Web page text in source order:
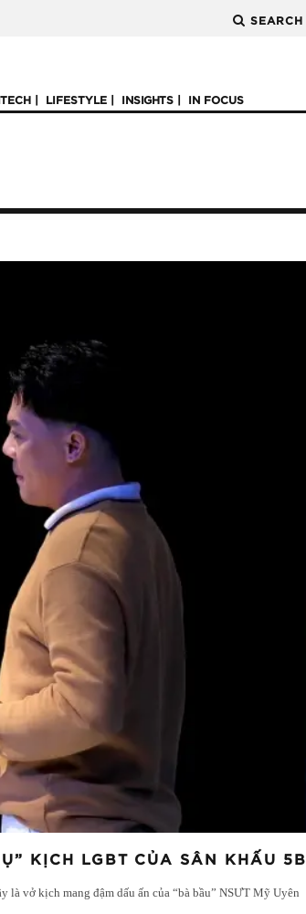
SEARCH
LIFESTYLE INSIGHTS IN FOCUS
KỊCH LGBT CỦA SÂN KHẤU 5B
vở kịch mang đậm dấu ấn của “bà bầu” NSƯT Mỹ Uyên